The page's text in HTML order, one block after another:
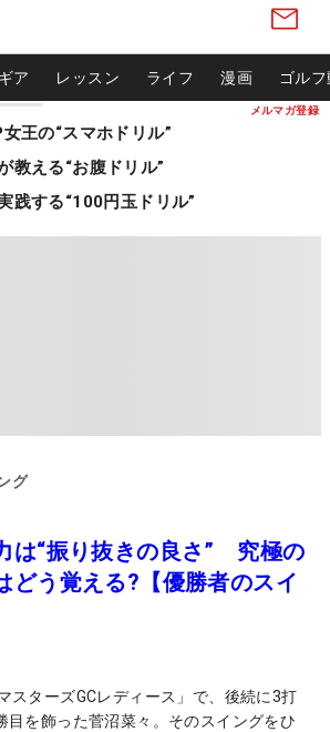
メルマガ登録
ギア レッスン ライフ 漫画 ゴル
王の“スマホドリル”
教える“お腹ドリル”
践する“100円玉ドリル”
グ
は“振り抜きの良さ” 究極の
どう覚える?【優勝者のスイ
マスターズGCレディース」で、後続に3打
目を飾った菅沼菜々。そのスイングをひ